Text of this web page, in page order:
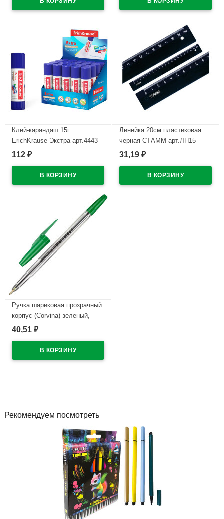
Клей-карандаш 15г
ErichKrause Экстра арт.4443
(Ст.20/480)
112 ₽
Линейка 20см пластиковая
черная СТАММ арт.ЛН15
В наличии
31,19 ₽
Ручка шариковая прозрачный
корпус (Corvina) зеленый,
1,0мм/0,7мм арт.40163/04
40,51 ₽
Рекомендуем посмотреть